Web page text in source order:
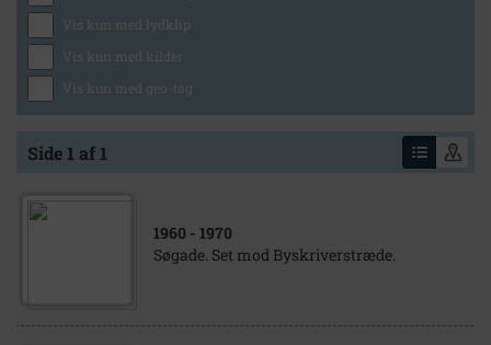
Vis kun med lydklip
Vis kun med kilder
Vis kun med geo-tag
Side 1 af 1
1960 - 1970
Søgade. Set mod Byskriverstræde.